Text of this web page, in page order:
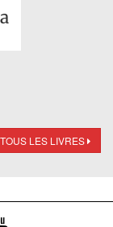
LES LIVRES